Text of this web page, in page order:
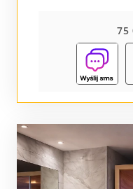
75